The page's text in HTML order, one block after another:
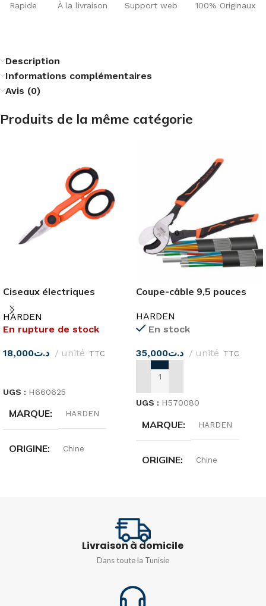
Rapide À la livraison Support web 100% Originaux
Description
Informations complémentaires
Avis (0)
Produits de la même catégorie
Ciseaux électriques
138MM
HARDEN
En rupture de stock
د.ت18,000 unité TTC
UGS : H660625
MARQUE HARDEN
ORIGINE Chine
Acier
Coupe-câble 9,5 pouces
HARDEN
En stock
د.ت35,000 unité TTC
AJOUTER AU PANIER
UGS : H570080
MARQUE HARDEN
ORIGINE Chine
MATIÈRE
FINITION
Polie noire, durable et
Livraison à domicile
Dans toute la Tunisie